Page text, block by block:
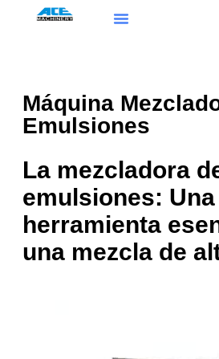
Máquina
Emulsiones
La mezcladora
emulsiones: Una
herramienta
una mezcla de